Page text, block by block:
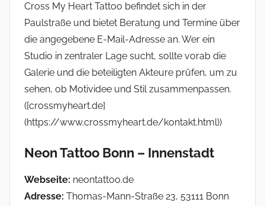
Cross My Heart Tattoo befindet sich in der
Paulstraße und bietet Beratung und Termine über
die angegebene E-Mail-Adresse an. Wer ein
Studio in zentraler Lage sucht, sollte vorab die
Galerie und die beteiligten Akteure prüfen, um zu
sehen, ob Motividee und Stil zusammenpassen.
([crossmyheart.de]
(https://www.crossmyheart.de/kontakt.html))
Neon Tattoo Bonn – Innenstadt
Webseite: neontattoo.de
Adresse: Thomas-Mann-Straße 23, 53111 Bonn